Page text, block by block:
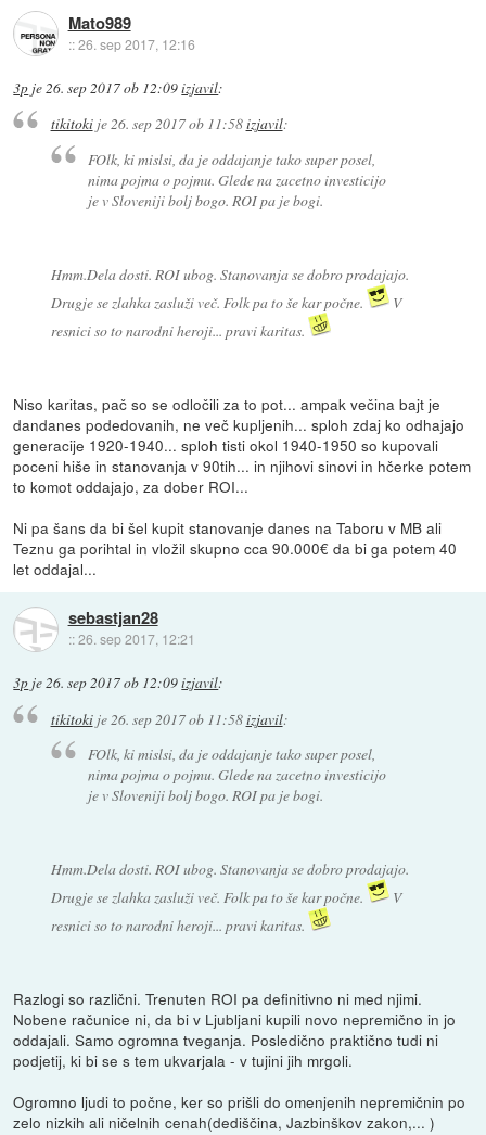
Mato989
::26. sep 2017, 12:16
3p je26. sep 2017 ob 12:09izjavil:
tikitokije26. sep 2017 ob 11:58izjavil:
FOlk, ki mislsi, da je oddajanje tako super posel,
nima pojma o pojmu. Glede na zacetno investicijo
je v Sloveniji bolj bogo. ROI pa je bogi.
Hmm.Dela dosti. ROI ubog. Stanovanja se dobro prodajajo.
Drugje se zlahka zasluži več. Folk pa to še kar počne.
V
resnici so to narodni heroji... pravi karitas.
Niso karitas, pač so se odločili za to pot... ampak večina bajt je
dandanes podedovanih, ne več kupljenih... sploh zdaj ko odhajajo
generacije 1920-1940... sploh tisti okol 1940-1950 so kupovali
poceni hiše in stanovanja v 90tih... in njihovi sinovi in hčerke potem
to komot oddajajo, za dober ROI...
Ni pa šans da bi šel kupit stanovanje danes na Taboru v MB ali
Teznu ga porihtal in vložil skupno cca 90.000€ da bi ga potem 40
let oddajal...
sebastjan28
::26. sep 2017, 12:21
3p je26. sep 2017 ob 12:09izjavil:
tikitokije 26. sep 2017 ob 11:58izjavil:
FOlk, ki mislsi, da je oddajanje tako super posel,
nima pojma o pojmu. Glede na zacetno investicijo
je v Sloveniji bolj bogo. ROI pa je bogi.
Hmm.Dela dosti. ROI ubog. Stanovanja se dobro prodajajo.
Drugje se zlahka zasluži več. Folk pa to še kar počne.
V
resnici so to narodni heroji... pravi karitas.
Razlogi so različni. Trenuten ROI pa definitivno ni med njimi.
Nobene računice ni, da bi v Ljubljani kupili novo nepremično in jo
oddajali. Samo ogromna tveganja. Posledično praktično tudi ni
podjetij, ki bi se s tem ukvarjala - v tujini jih mrgoli.
Ogromno ljudi to počne, ker so prišli do omenjenih nepremičnin po
zelo nizkih ali ničelnih cenah(dediščina, Jazbinškov zakon,... )